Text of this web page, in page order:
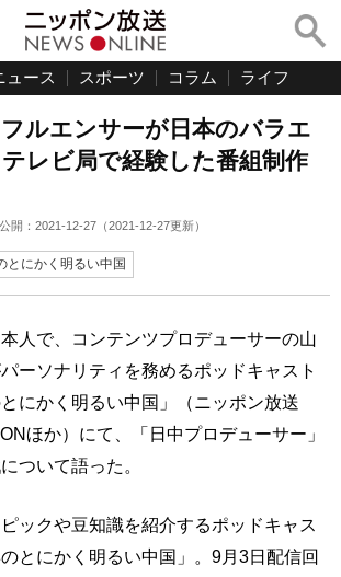
ュース スポーツ コラム ライフ
ルエンサーが日本のバラエ
レビ局で経験した番組制作
開： 2021-12-27 （2021-12-27更新）
とにかく明るい中国
人で、コンテンツプロデューサーの山
ーソナリティを務めるポッドキャスト
にかく明るい中国」（ニッポン放送
ほか）にて、「日中プロデューサー」
ついて語った。
ックや豆知識を紹介するポッドキャス
とにかく明るい中国」。9月3日配信回